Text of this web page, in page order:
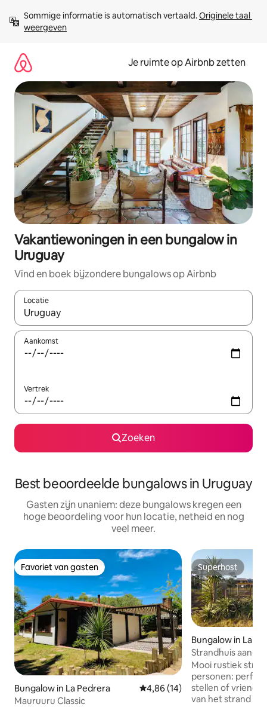
direct
naar
Sommige informatie is automatisch vertaald. Originele taal
weergeven
Je ruimte op Airbnb zetten
Vakantiewoningen in een bungalow in
Uruguay
Vind en boek bijzondere bungalows op Airbnb
Locatie
Wanneer er suggesties beschikbaar zijn, maak je een keuze
Aankomst
Vertrek
Zoeken
Best beoordeelde bungalows in Uruguay
Gasten zijn unaniem: deze bungalows kregen een
hoge beoordeling voor hun locatie, netheid en nog
veel meer.
Favoriet van gasten
Favoriet van gasten
Bungalow in La Pedrera Gemiddelde beoordeling van
4,86 (14)
Mauruuru Classic
Superhost
Superhost
Bungalow in La
Strandhuis aan
Mooi rustiek
personen:
stellen of
van het strand La